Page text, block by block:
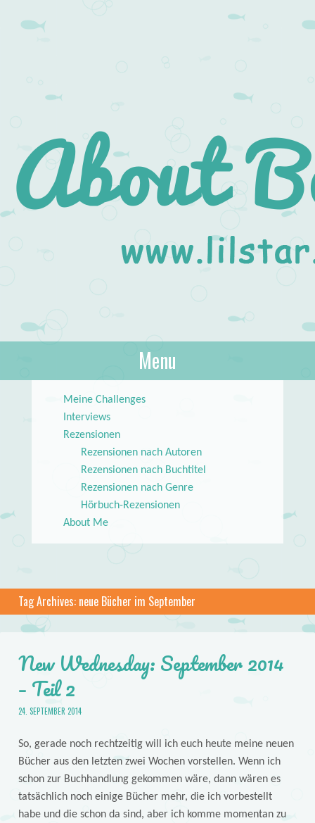
About Books
lilstar.de
Menu
Meine Challenges
Interviews
Rezensionen
Rezensionen nach Autoren
Rezensionen nach Buchtitel
Rezensionen nach Genre
Hörbuch-Rezensionen
About Me
Tag Archives: neue Bücher im September
New Wednesday: September 2014
– Teil 2
24. SEPTEMBER 2014
So, gerade noch rechtzeitig will ich euch heute meine neuen
Bücher aus den letzten zwei Wochen vorstellen. Wenn ich
schon zur Buchhandlung gekommen wäre, dann wären es
tatsächlich noch einige Bücher mehr, die ich vorbestellt
habe und die schon da sind, aber ich komme momentan zu